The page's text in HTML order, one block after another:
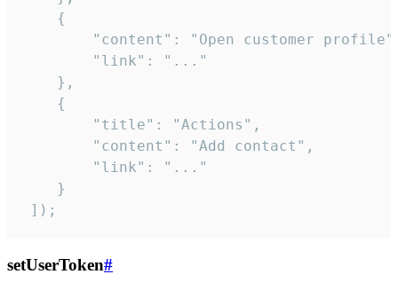
    {
"content": "Open customer
        "link": "..."
    },
    {
        "title": "Actions",
        "content": "Add contact",
        "link": "..."
    }
]);
setUserToken#